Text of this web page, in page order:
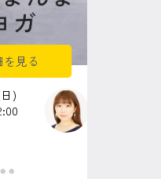
を見る
)
● ●